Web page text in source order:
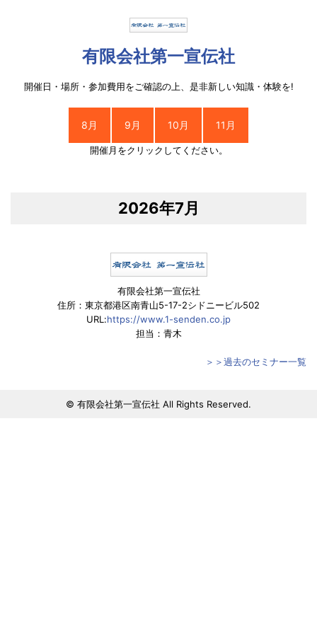
有限会社第一宣伝社
開催日・場所・参加費用をご確認の上、是非新しい知識・体験を!
8月 9月 10月 11月
開催月をクリックしてください。
2026年7月
有限会社第一宣伝社
住所：東京都港区南青山5-17-2シドニービル502
URL:https://www.1-senden.co.jp
担当：青木
＞＞過去のセミナー一覧
© 有限会社第一宣伝社 All Rights Reserved.